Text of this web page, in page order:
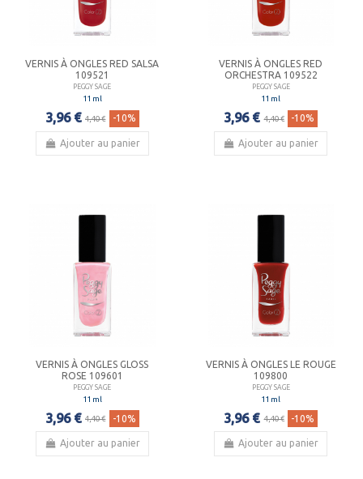
VERNIS À ONGLES RED SALSA
109521
PEGGY SAGE
11 ml
3,96 € 4,40 € -10%
Ajouter au panier
VERNIS À ONGLES RED
ORCHESTRA 109522
PEGGY SAGE
11 ml
3,96 € 4,40 € -10%
Ajouter au panier
VERNIS À ONGLES GLOSS
ROSE 109601
PEGGY SAGE
11 ml
3,96 € 4,40 € -10%
Ajouter au panier
VERNIS À ONGLES LE ROUGE
109800
PEGGY SAGE
11 ml
3,96 € 4,40 € -10%
Ajouter au panier